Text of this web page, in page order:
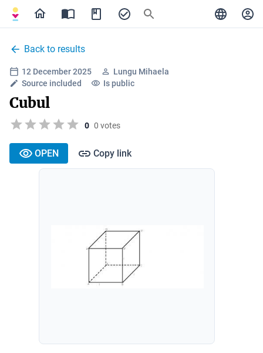
Back to results
12 December 2025
Lungu Mihaela
Source included
Is public
Cubul
0 0 votes
OPEN Copy link